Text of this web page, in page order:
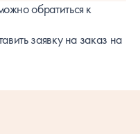
обратиться к
заявку на заказ на